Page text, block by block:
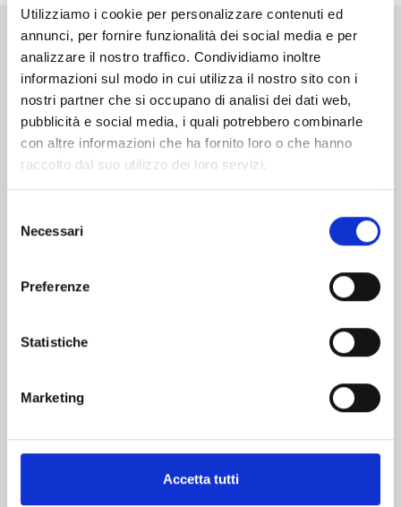
Utilizziamo i cookie per personalizzare contenuti ed
annunci, per fornire funzionalità dei social media e per
analizzare il nostro traffico. Condividiamo inoltre
informazioni sul modo in cui utilizza il nostro sito con i
nostri partner che si occupano di analisi dei dati web,
pubblicità e social media, i quali potrebbero combinarle
con altre informazioni che ha fornito loro o che hanno
raccolto dal suo utilizzo dei loro servizi.
delNecessari
Preferenze
Statistiche
Marketing
Accetta tutti
Altri volumi della serie
€ 9,90